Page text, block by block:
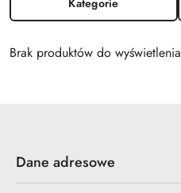
Kategorie
Brak produktów do wyświetlenia
Dane adresowe